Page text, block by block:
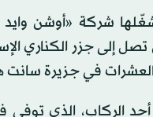
شركة «أوشن